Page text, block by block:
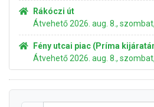
Rákóczi út
Átvehető 2026. aug. 8.,
Fény utcai piac (Príma
Átvehető 2026. aug. 8.,